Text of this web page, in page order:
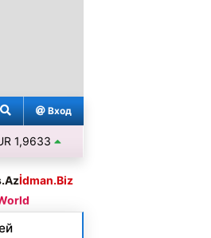
Вход
1,9633
İdman.Biz